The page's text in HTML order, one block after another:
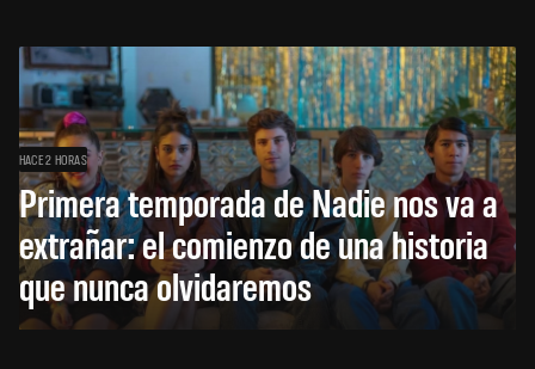
HACE 2 HORAS
Primera temporada de Nadie nos va a
extrañar: el comienzo de una historia
que nunca olvidaremos